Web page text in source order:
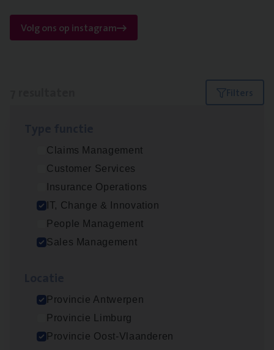
Volg ons op instagram
Filters
Claims Management
Customer Services
Insurance Operations
IT, Change & Innovation
People Management
Sales Management
Provincie Antwerpen
Provincie Limburg
Provincie Oost-Vlaanderen
(Agi­le)ITPro­ject Manager
IT, Change & Innovation
Antwerpen
Busi­ness Mana­ger Mari­ne Cargo
Cor­po­ra­te Insu­ran­ce Bro­ker Property